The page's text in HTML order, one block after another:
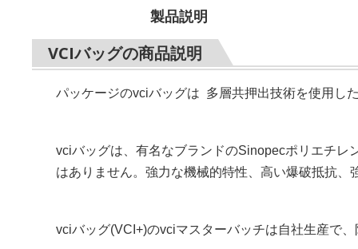
製品説明
VCIバッグの商品説明
パッケージのvciバッグは 多層共押出技術を使用し
vciバッグは、有名なブランドのSinopecポリエチレ
はありません。強力な機械的特性、高い爆破抵抗
vciバッグ(VCI+)のvciマスターバッチは自社生産で